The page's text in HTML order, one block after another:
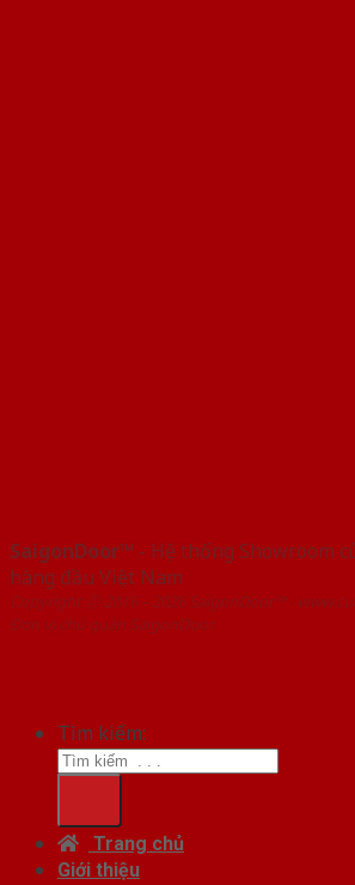
SaigonDoor™ - Hệ thống Showroom
hàng đầu Việt Nam
Copyright ⓒ 2016 – 2026 SaigonDoor™ -
Đơn vị chủ quản SaigonDoor
Tìm kiếm:
Trang chủ
Giới thiệu